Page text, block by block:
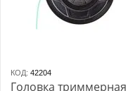
КОД: 42204
Головка триммерная